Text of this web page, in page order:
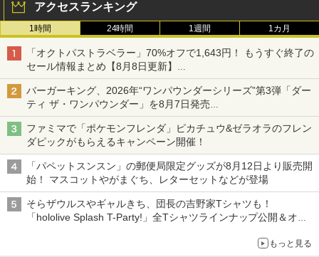
アクセスランキング
1時間 24時間 1週間 1カ月
「オクトパストラベラー」70%オフで1,643円！ もうすぐ終了の
セール情報まとめ【8月8日更新】
ニンテンドーeショップでは「大神 絶景版」が67%オフで990円
バーガーキング、2026年“ワンパウンダーシリーズ”第3弾「ダー
ティ ザ・ワンパウンダー」を8月7日発売
「特製ガーリックマヨソース」を使用した超大型チーズバーガー
ファミマで「ポケモンフレンダ」ピカチュウ&ゼラオラのフレン
ダピックがもらえるキャンペーン開催！
「パペットスンスン」の郵便局限定グッズが8月12日より販売開
始！ マスコットやがまぐち、レターセットなどが登場
そらザウルスやギャルきち、団長の吉野家Tシャツも！
「hololive Splash T-Party!」全Tシャツラインナップ公開＆オン
もっと見る